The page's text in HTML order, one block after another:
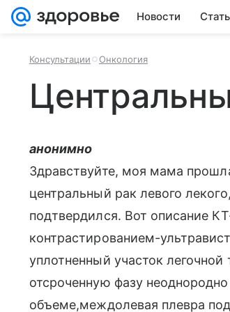
Новости
Консультации Онкология
анонимно
Здравствуйте, моя мама
центральный рак левого
подтвердился. Вот описание
контрастированием-
уплотненный участок
отсроченную фазу
объеме,междолевая плевра